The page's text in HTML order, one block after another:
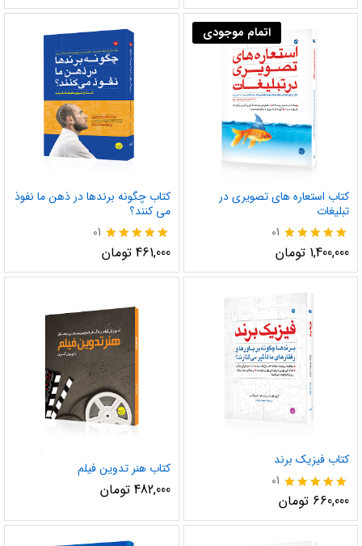
اتمام موجودی
کتاب استعاره های تصویری در
تبلیغات
نمره
5.00
از 5
01
1,400,000 تومان
کتاب چگونه برندها در ذهن ما نفوذ
می کنند؟
نمره
5.00
از 5
01
461,000 تومان
کتاب فیزیک برند
نمره
5.00
از 5
01
660,000 تومان
کتاب هنر تدوین فیلم
482,000 تومان